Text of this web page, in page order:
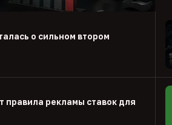
о сильном втором
правила рекламы ставок для